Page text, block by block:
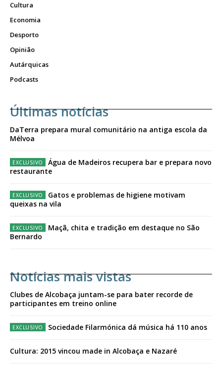
assinantes
Cultura
Economia
Desporto
Opinião
Autárquicas
Podcasts
Últimas notícias
DaTerra prepara mural comunitário na antiga escola da
Mélvoa
Água de Madeiros recupera bar e prepara novo
restaurante
Gatos e problemas de higiene motivam
queixas na vila
Maçã, chita e tradição em destaque no São
Bernardo
Notícias mais vistas
Clubes de Alcobaça juntam-se para bater recorde de
participantes em treino online
Sociedade Filarmónica dá música há 110 anos
Cultura: 2015 vincou made in Alcobaça e Nazaré